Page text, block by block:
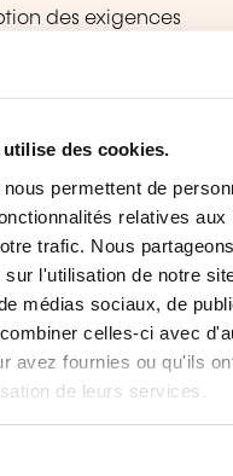
des cookies.
permettent de
relatives
trafic. Nous
sur l'utilisation de notre
médias sociaux, de
celles-ci avec
avez fournies ou qu'ils
de leurs services.
des exigences
de preuves
SONT
en salle.